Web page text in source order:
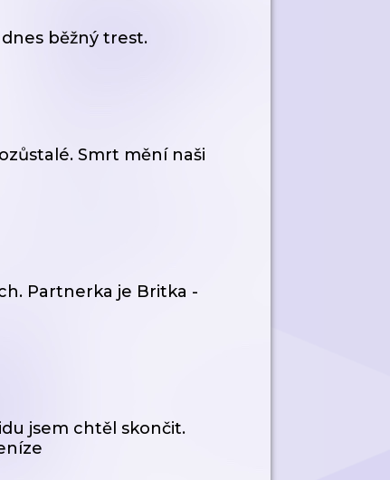
běžný trest.
Smrt mění naši
Partnerka je Britka -
jsem chtěl skončit.